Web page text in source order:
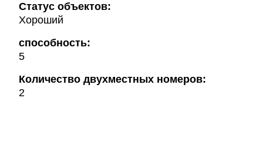
Статус объектов:
Хороший
способность:
5
Количество двухместных номеров:
2